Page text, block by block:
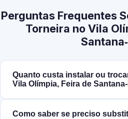
Perguntas Frequentes
Torneira no Vila
Quanto custa instalar ou
Vila Olímpia, Feira de
Como saber se preciso